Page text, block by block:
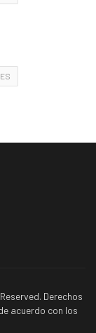
Derechos
acuerdo con los